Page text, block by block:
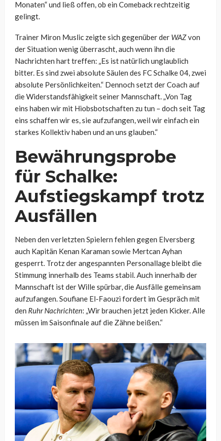
Monaten“ und ließ offen, ob ein Comeback rechtzeitig
gelingt.
Trainer Miron Muslic zeigte sich gegenüber der WAZvon
der Situation wenig überrascht, auch wenn ihn die
Nachrichten hart treffen: „Es ist natürlich unglaublich
bitter. Es sind zwei absolute Säulen des FC Schalke 04, zwei
absolute Persönlichkeiten.“ Dennoch setzt der Coach auf
die Widerstandsfähigkeit seiner Mannschaft. „Von Tag
eins haben wir mit Hiobsbotschaften zu tun – doch seit Tag
eins schaffen wir es, sie aufzufangen, weil wir einfach ein
starkes Kollektiv haben und an uns glauben.“
Bewährungsprobe
für Schalke:
Aufstiegskampf trotz
Ausfällen
Neben den verletzten Spielern fehlen gegen Elversberg
auch Kapitän Kenan Karaman sowie Mertcan Ayhan
gesperrt. Trotz der angespannten Personallage bleibt die
Stimmung innerhalb des Teams stabil. Auch innerhalb der
Mannschaft ist der Wille spürbar, die Ausfälle gemeinsam
aufzufangen. Soufiane El-Faouzi fordert im Gespräch mit
den Ruhr Nachrichten: „Wir brauchen jetzt jeden Kicker. Alle
müssen im Saisonfinale auf die Zähne beißen.“